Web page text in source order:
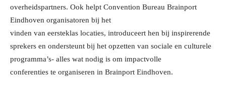
overheidspartners. Ook helpt Convention Bureau Brainport
Eindhoven organisatoren bij het
vinden van eersteklas locaties, introduceert hen bij inspirerende
sprekers en ondersteunt bij het opzetten van sociale en culturele
programma’s- alles wat nodig is om impactvolle
conferenties te organiseren in Brainport Eindhoven.